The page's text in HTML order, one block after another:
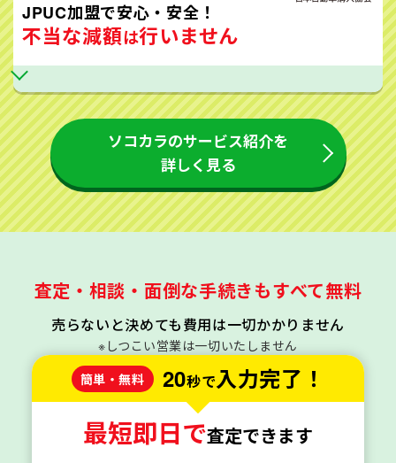
JPUC加盟で安心・安全！
不当な減額は行いません
ソコカラのサービス紹介を
詳しく見る
査定・相談・面倒な手続きもすべて無料
売らないと決めても費用は一切かかりません
※しつこい営業は一切いたしません
簡単・無料
20秒で入力完了！
最短即日で査定できます